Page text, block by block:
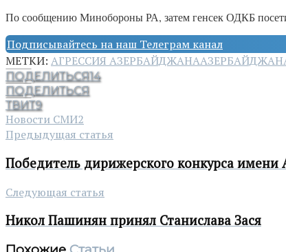
По сообщению Минобороны РА, затем генсек ОДКБ
Подписывайтесь на наш Телеграм канал
МЕТКИ: АГРЕССИЯ АЗЕРБАЙДЖАНААЗЕРБАЙДЖАН
ПОДЕЛИТЬСЯ14
ПОДЕЛИТЬСЯ
ТВИТ9
Новости СМИ2
Предыдущая статья
Победитель дирижерского конкурса
Следующая статья
Никол Пашинян принял Станислава Зася